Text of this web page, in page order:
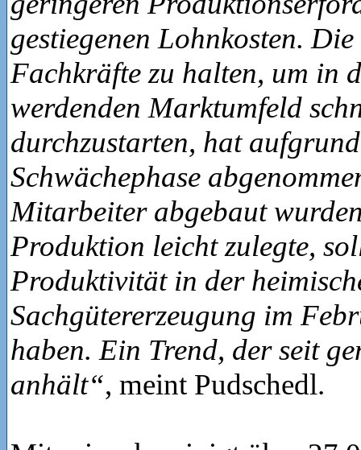
gestiegenen Lohnkosten.
Fachkräfte zu halten, um in
werdenden Marktumfeld
durchzustarten, hat
Schwächephase
Mitarbeiter abgebaut
Produktion leicht zulegte,
Produktivität in der
Sachgütererzeugung im
haben. Ein Trend, der seit
anhält“, meint Pudschedl.